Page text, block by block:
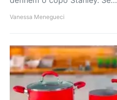
Vanessa Menegueci